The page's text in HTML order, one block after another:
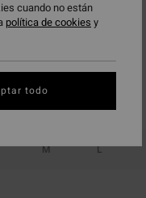
M L
cuando no están
política de cookies y
todo